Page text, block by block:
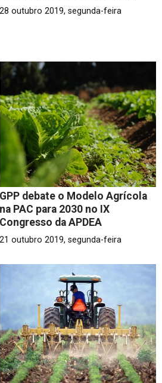
28 outubro 2019, segunda-feira
GPP debate o Modelo Agrícola
na PAC para 2030 no IX
Congresso da APDEA
21 outubro 2019, segunda-feira